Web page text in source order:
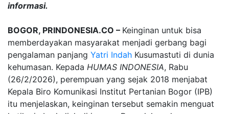
informasi.
BOGOR, PRINDONESIA.CO – Keinginan untuk bisa
memberdayakan masyarakat menjadi gerbang bagi
pengalaman panjang Yatri Indah Kusumastuti di dunia
kehumasan. Kepada HUMAS INDONESIA, Rabu
(26/2/2026), perempuan yang sejak 2018 menjabat
Kepala Biro Komunikasi Institut Pertanian Bogor (IPB)
itu menjelaskan, keinginan tersebut semakin menguat